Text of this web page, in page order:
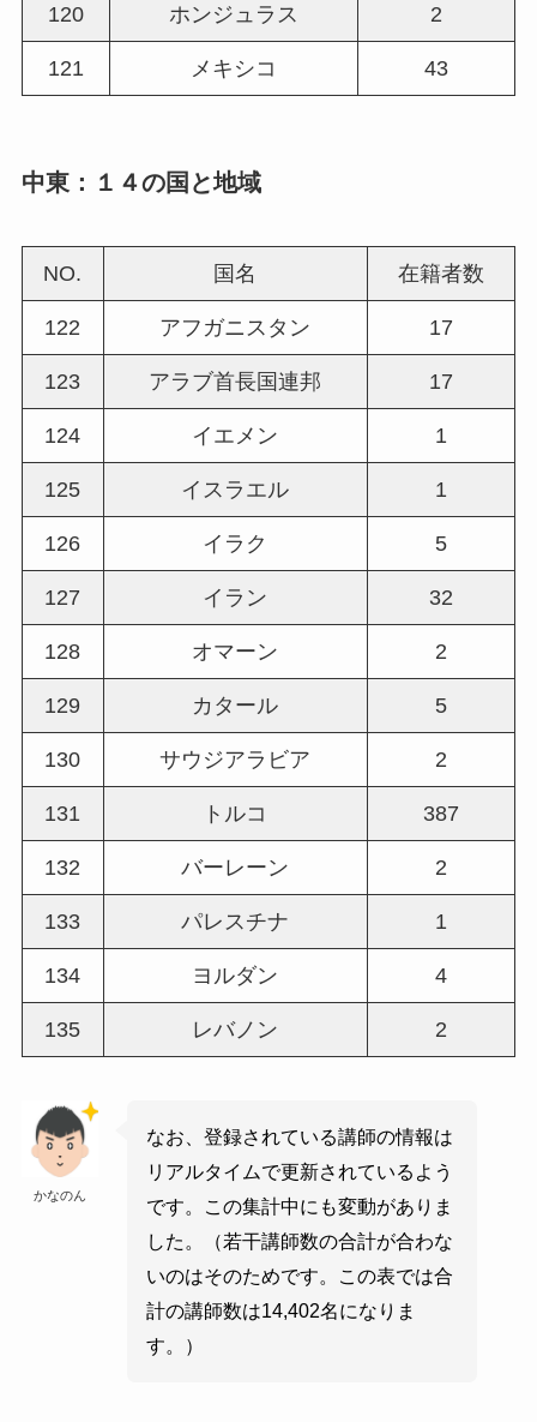
120 ホンジュラス 2
121 メキシコ 43
中東：１４の国と地域
NO. 国名 在籍者数
122 アフガニスタン 17
123 アラブ首長国連邦 17
124 イエメン 1
125 イスラエル 1
126 イラク 5
127 イラン 32
128 オマーン 2
129 カタール 5
130 サウジアラビア 2
131 トルコ 387
132 バーレーン 2
133 パレスチナ 1
134 ヨルダン 4
135 レバノン 2
かなのん
なお、登録されている講師の情報は
リアルタイムで更新されているよう
です。この集計中にも変動がありま
した。（若干講師数の合計が合わな
いのはそのためです。この表では合
計の講師数は14,402名になりま
す。）